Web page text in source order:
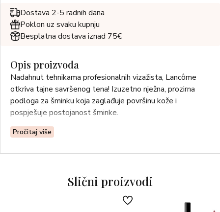
Dostava 2-5 radnih dana
Poklon uz svaku kupnju
Besplatna dostava iznad 75€
Opis proizvoda
Nadahnut tehnikama profesionalnih vizažista, Lancôme
otkriva tajne savršenog tena! Izuzetno nježna, prozirna
podloga za šminku koja zaglađuje površinu kože i
pospješuje postojanost šminke.
Pročitaj više
Slični proizvodi